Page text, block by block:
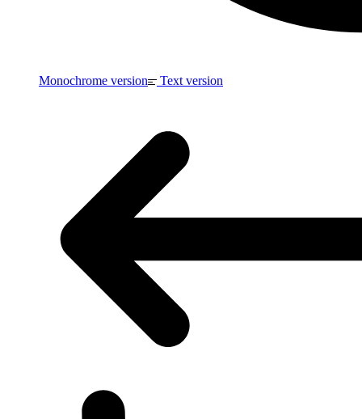
Monochrome version Text version